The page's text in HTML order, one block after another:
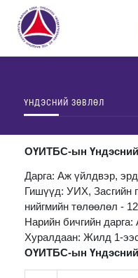
ҮНДЭСНИЙ ЗӨВЛӨЛ
ОҮИТБС-ын Үндэсний
Дарга: Аж үйлдвэр,
Гишүүд: УИХ, Засгийн
нийгмийн төлөөлөл - 12
Нарийн бичгийн
Хуралдаан: Жилд 1-
ОҮИТБС-ын Үндэсний